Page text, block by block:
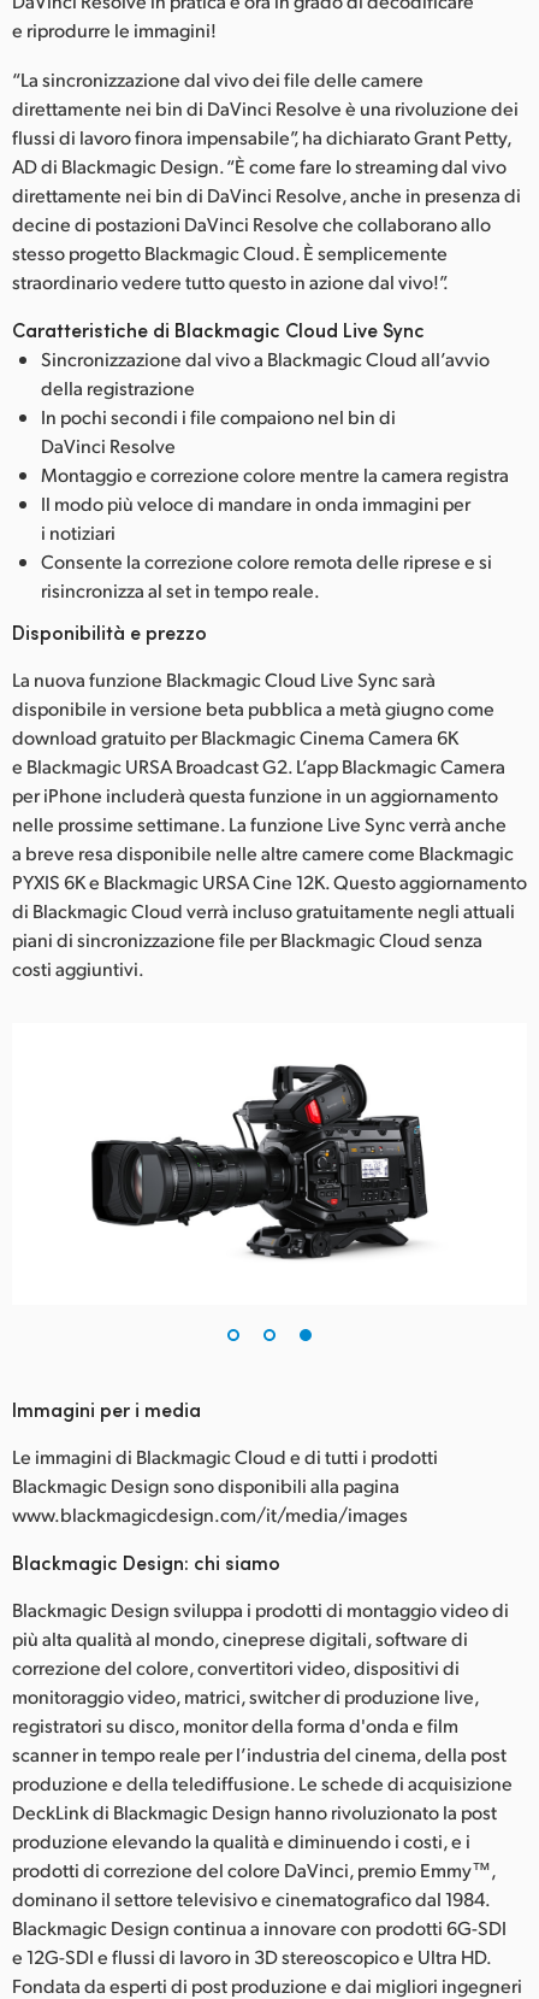
e riprodurre le immagini!
“La sincronizzazione dal vivo dei file delle camere
direttamente nei bin di DaVinci Resolve è una rivoluzione dei
flussi di lavoro finora impensabile”, ha dichiarato Grant Petty,
AD di Blackmagic Design. “È come fare lo streaming dal vivo
direttamente nei bin di DaVinci Resolve, anche in presenza di
decine di postazioni DaVinci Resolve che collaborano allo
stesso progetto Blackmagic Cloud. È semplicemente
straordinario vedere tutto questo in azione dal vivo!”.
Caratteristiche di Blackmagic Cloud Live Sync
Sincronizzazione dal vivo a Blackmagic Cloud all’avvio
della registrazione
In pochi secondi i file compaiono nel bin di
DaVinci Resolve
Montaggio e correzione colore mentre la camera registra
Il modo più veloce di mandare in onda immagini per
i notiziari
Consente la correzione colore remota delle riprese e si
risincronizza al set in tempo reale.
Disponibilità e prezzo
La nuova funzione Blackmagic Cloud Live Sync sarà
disponibile in versione beta pubblica a metà giugno come
download gratuito per Blackmagic Cinema Camera 6K
e Blackmagic URSA Broadcast G2. L’app Blackmagic Camera
per iPhone includerà questa funzione in un aggiornamento
nelle prossime settimane. La funzione Live Sync verrà anche
a breve resa disponibile nelle altre camere come Blackmagic
PYXIS 6K e Blackmagic URSA Cine 12K. Questo aggiornamento
di Blackmagic Cloud verrà incluso gratuitamente negli attuali
piani di sincronizzazione file per Blackmagic Cloud senza
costi aggiuntivi.
Immagini per i media
Le immagini di Blackmagic Cloud e di tutti i prodotti
Blackmagic Design sono disponibili alla pagina
www.blackmagicdesign.com/it/media/images
Blackmagic Design: chi siamo
Blackmagic Design sviluppa i prodotti di montaggio video di
più alta qualità al mondo, cineprese digitali, software di
correzione del colore, convertitori video, dispositivi di
monitoraggio video, matrici, switcher di produzione live,
registratori su disco, monitor della forma d'onda e film
scanner in tempo reale per l’industria del cinema, della post
produzione e della telediffusione. Le schede di acquisizione
DeckLink di Blackmagic Design hanno rivoluzionato la post
produzione elevando la qualità e diminuendo i costi, e i
prodotti di correzione del colore DaVinci, premio Emmy™,
dominano il settore televisivo e cinematografico dal 1984.
Blackmagic Design continua a innovare con prodotti 6G-SDI
e 12G-SDI e flussi di lavoro in 3D stereoscopico e Ultra HD.
Fondata da esperti di post produzione e dai migliori ingegneri